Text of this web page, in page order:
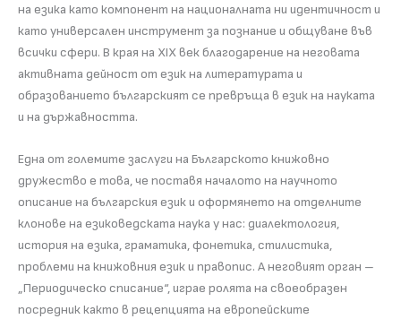
на езика като компонент на националната ни идентичност и
като универсален инструмент за познание и общуване във
всички сфери. В края на XIX век благодарение на неговата
активната дейност от език на литературата и
образованието българският се превръща в език на науката
и на държавността.
Една от големите заслуги на Българското книжовно
дружество е това, че поставя началото на научното
описание на българския език и оформянето на отделните
клонове на езиковедската наука у нас: диалектология,
история на езика, граматика, фонетика, стилистика,
проблеми на книжовния език и правопис. А неговият орган –
„Периодическо списание“, играе ролята на своеобразен
посредник както в рецепцията на европейските